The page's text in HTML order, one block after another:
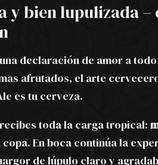
bien lupulizada –
declaración de amor a
afrutados, el arte
es tu cerveza.
toda la carga tropical:
copa. En boca continúa la
de lúpulo claro y